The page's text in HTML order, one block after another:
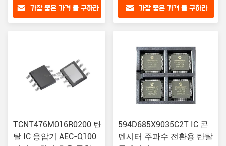
가장 좋은 가격 을 구하라 가장 좋은 가격 을 구하라
TCNT476M016R0200 탄
탈 IC 응압기 AEC-Q100
594D685X9035C2T IC 콘
덴시터 주파수 전환용 탄탈